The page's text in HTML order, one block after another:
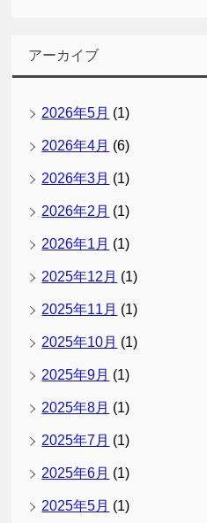
アーカイブ
2026年5月 (1)
2026年4月 (6)
2026年3月 (1)
2026年2月 (1)
2026年1月 (1)
2025年12月 (1)
2025年11月 (1)
2025年10月 (1)
2025年9月 (1)
2025年8月 (1)
2025年7月 (1)
2025年6月 (1)
2025年5月 (1)